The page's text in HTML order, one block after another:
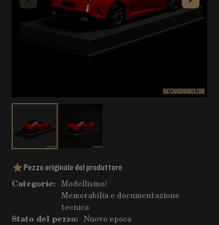
Pezzo originale del produttore
Categorie: Modellismo/
Memorabilia e documentazione
tecnica
Stato del pezzo: Nuovo epoca